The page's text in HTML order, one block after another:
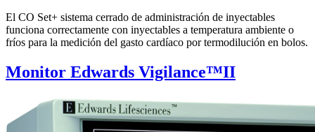
El CO Set+ sistema cerrado de administración de inyectables
funciona correctamente con inyectables a temperatura ambiente o
fríos para la medición del gasto cardíaco por termodilución en bolos.
Monitor Edwards Vigilance™II